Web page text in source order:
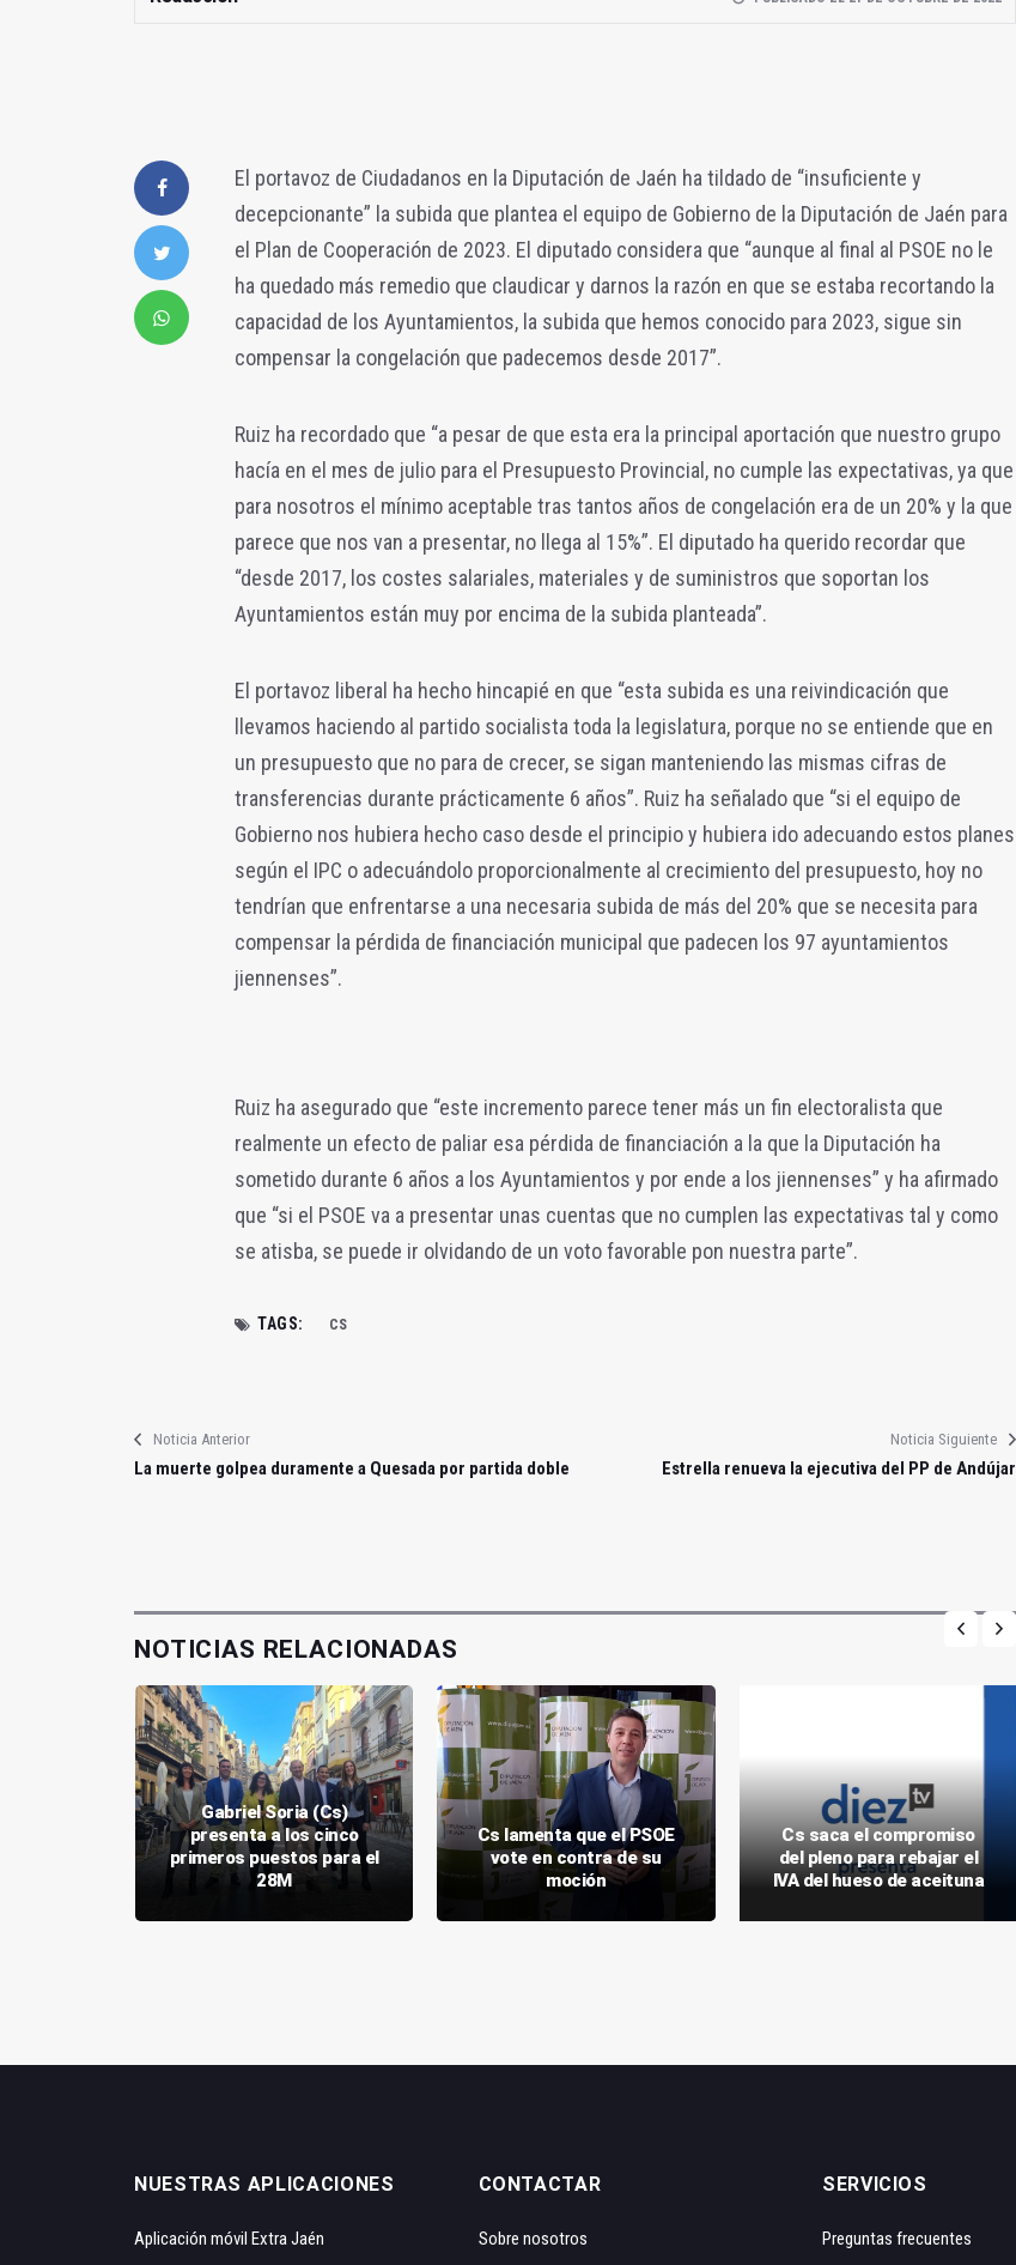
El portavoz de Ciudadanos en la Diputación de Jaén ha tildado de “insuficiente y
decepcionante” la subida que plantea el equipo de Gobierno de la Diputación de Jaén para
el Plan de Cooperación de 2023. El diputado considera que “aunque al final al PSOE no le
ha quedado más remedio que claudicar y darnos la razón en que se estaba recortando la
capacidad de los Ayuntamientos, la subida que hemos conocido para 2023, sigue sin
compensar la congelación que padecemos desde 2017”.
Ruiz ha recordado que “a pesar de que esta era la principal aportación que nuestro grupo
hacía en el mes de julio para el Presupuesto Provincial, no cumple las expectativas, ya que
para nosotros el mínimo aceptable tras tantos años de congelación era de un 20% y la que
parece que nos van a presentar, no llega al 15%”. El diputado ha querido recordar que
“desde 2017, los costes salariales, materiales y de suministros que soportan los
Ayuntamientos están muy por encima de la subida planteada”.
El portavoz liberal ha hecho hincapié en que “esta subida es una reivindicación que
llevamos haciendo al partido socialista toda la legislatura, porque no se entiende que en
un presupuesto que no para de crecer, se sigan manteniendo las mismas cifras de
transferencias durante prácticamente 6 años”. Ruiz ha señalado que “si el equipo de
Gobierno nos hubiera hecho caso desde el principio y hubiera ido adecuando estos planes
según el IPC o adecuándolo proporcionalmente al crecimiento del presupuesto, hoy no
tendrían que enfrentarse a una necesaria subida de más del 20% que se necesita para
compensar la pérdida de financiación municipal que padecen los 97 ayuntamientos
jiennenses”.
Ruiz ha asegurado que “este incremento parece tener más un fin electoralista que
realmente un efecto de paliar esa pérdida de financiación a la que la Diputación ha
sometido durante 6 años a los Ayuntamientos y por ende a los jiennenses” y ha afirmado
que “si el PSOE va a presentar unas cuentas que no cumplen las expectativas tal y como
se atisba, se puede ir olvidando de un voto favorable pon nuestra parte”.
TAGS: CS
Noticia Anterior
La muerte golpea duramente a Quesada por partida doble
Noticia Siguiente
Estrella renueva la ejecutiva del PP de Andújar
NOTICIAS RELACIONADAS
Gabriel Soria (Cs)
presenta a los cinco
primeros puestos para el
28M
Cs lamenta que el PSOE
vote en contra de su
moción
Cs saca el compromiso
del pleno para rebajar el
IVA del hueso de aceituna
NUESTRAS APLICACIONES
Aplicación móvil Extra Jaén
CONTACTAR
Sobre nosotros
SERVICIOS
Preguntas frecuentes